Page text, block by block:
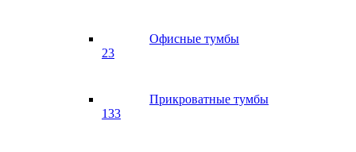
Офисные тумбы
23
Прикроватные тумбы
133